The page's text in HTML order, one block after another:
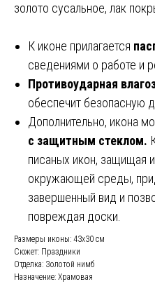
золото сусальное, лак
К иконе прилагается
сведениями о работе и
Противоударная
обеспечит безопасную
Дополнительно, икона
с защитным стеклом.
писаных икон, защищая
окружающей среды,
завершенный вид и
повреждая доски.
Размеры иконы: 43х30 см
Сюжет: Праздники
Отделка: Золотой нимб
Назначение: Храмовая